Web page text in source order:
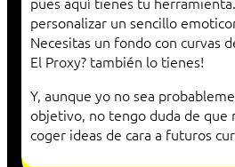
personalizar un sencillo
Necesitas un fondo con curvas
El Proxy? también lo tienes!
Y, aunque yo no sea
objetivo, no tengo duda de que
coger ideas de cara a futuros